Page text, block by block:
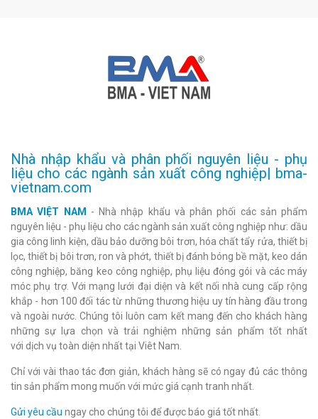
Nhà nhập khẩu và phân phối nguyên liệu - phụ
liệu cho các ngành sản xuất công nghiệp| bma-
vietnam.com
BMA VIỆT NAM
- Nhà nhập khẩu và phân phối các sản phẩm
nguyên liệu - phụ liệu cho các ngành sản xuất công nghiệp như: dầu
gia công linh kiện, dầu bảo dưỡng bôi trơn, hóa chất tẩy rửa, thiết bị
lọc, thiết bị bôi trơn, ron và phớt, thiết bị đánh bóng bề mặt, keo dán
công nghiệp, băng keo công nghiệp, phụ liệu đóng gói và các máy
móc phụ trợ. Với mạng lưới đại diện và kết nối nhà cung cấp rộng
khắp - hơn 100 đối tác từ những thương hiệu uy tín hàng đầu trong
và ngoài nước. Chúng tôi luôn cam kết mang đến cho khách hàng
những sự lựa chọn và trải nghiệm những sản phẩm tốt nhất
với dịch vụ toàn diện nhất tại Viêt Nam.
Chỉ với vài thao tác đơn giản, khách hàng sẽ có ngay đủ các thông
tin sản phẩm mong muốn với mức giá cạnh tranh nhất.
Gửi yêu cầu ngay cho chúng tôi để được báo giá tốt nhất.